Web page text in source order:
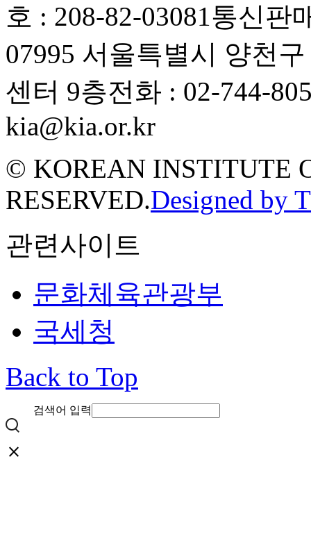
호 : 208-82-03081 통신판
07995 서울특별시 양천
센터 9층전화 : 02-744-
kia@kia.or.kr
© KOREAN INSTITUTE
RESERVED.Designed by
관련사이트
문화체육관광부
국세청
Back to Top
검색어 입력
close